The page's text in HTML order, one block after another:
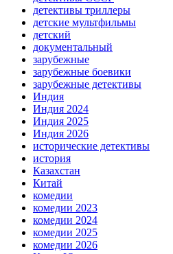
детективы триллеры
детские мультфильмы
детский
документальный
зарубежные
зарубежные боевики
зарубежные детективы
Индия
Индия 2024
Индия 2025
Индия 2026
исторические детективы
история
Казахстан
Китай
комедии
комедии 2023
комедии 2024
комедии 2025
комедии 2026